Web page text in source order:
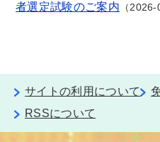
者選定試験のご案内
2026-
サイトの利用について
RSSについて